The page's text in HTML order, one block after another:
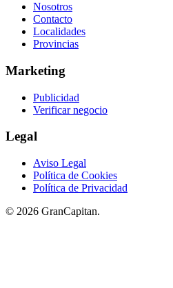
Nosotros
Contacto
Localidades
Provincias
Marketing
Publicidad
Verificar negocio
Legal
Aviso Legal
Política de Cookies
Política de Privacidad
© 2026 GranCapitan.